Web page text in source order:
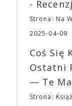
osobisty
się z
„Bo się
napoje oraz
planujemy
EXPO XXI!
-
Strona: Na
2025-04-09
Coś Się
Ostatni
— Te
Strona: